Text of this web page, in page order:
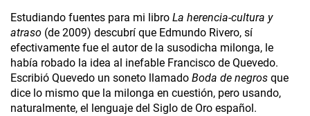
Estudiando fuentes para mi libro La herencia-cultura y
atraso (de 2009) descubrí que Edmundo Rivero, sí
efectivamente fue el autor de la susodicha milonga, le
había robado la idea al inefable Francisco de Quevedo.
Escribió Quevedo un soneto llamado Boda de negros que
dice lo mismo que la milonga en cuestión, pero usando,
naturalmente, el lenguaje del Siglo de Oro español.